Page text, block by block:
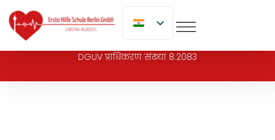
जाएं
DGUV प्राधिकरण संख्या 8.2083